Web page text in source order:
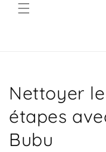
Nettoyer
étapes
Bubu